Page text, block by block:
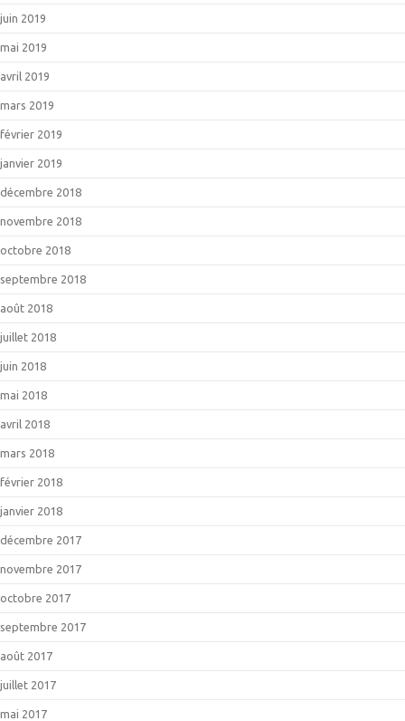
juin 2019
mai 2019
avril 2019
mars 2019
février 2019
janvier 2019
décembre 2018
novembre 2018
octobre 2018
septembre 2018
août 2018
juillet 2018
juin 2018
mai 2018
avril 2018
mars 2018
février 2018
janvier 2018
décembre 2017
novembre 2017
octobre 2017
septembre 2017
août 2017
juillet 2017
mai 2017